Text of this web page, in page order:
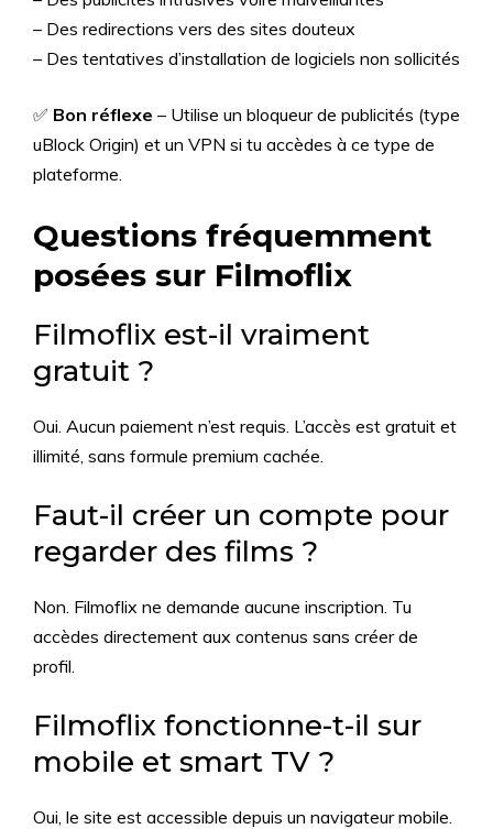
– Des redirections vers des sites douteux
– Des tentatives d’installation de logiciels non sollicités
✅ Bon réflexe – Utilise un bloqueur de publicités (type
uBlock Origin) et un VPN si tu accèdes à ce type de
plateforme.
Questions fréquemment
posées sur Filmoflix
Filmoflix est-il vraiment
gratuit ?
Oui. Aucun paiement n’est requis. L’accès est gratuit et
illimité, sans formule premium cachée.
Faut-il créer un compte pour
regarder des films ?
Non. Filmoflix ne demande aucune inscription. Tu
accèdes directement aux contenus sans créer de
profil.
Filmoflix fonctionne-t-il sur
mobile et smart TV ?
Oui, le site est accessible depuis un navigateur mobile.